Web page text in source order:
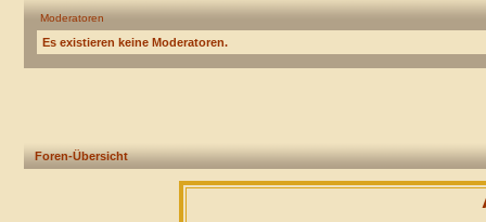
Moderatoren
Es existieren keine Moderatoren.
Foren-Übersicht